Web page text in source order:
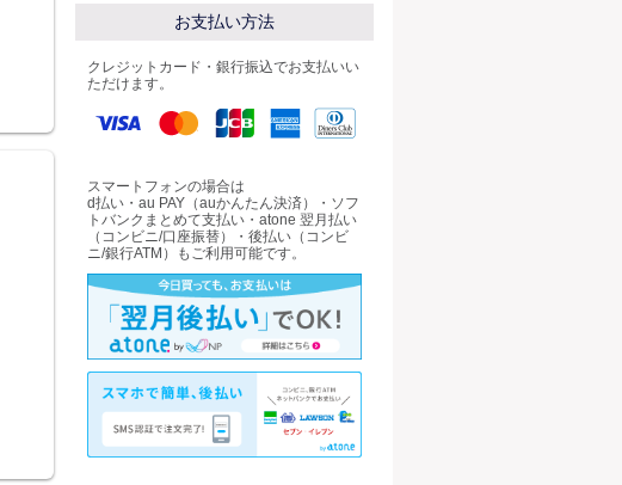
お支払い方法
クレジットカード・銀行振込でお支払いい
ただけます。
スマートフォンの場合は
d払い・au PAY（auかんたん決済）・ソフ
トバンクまとめて支払い・atone 翌月払い
（コンビニ/口座振替）・後払い（コンビ
ニ/銀行ATM）もご利用可能です。